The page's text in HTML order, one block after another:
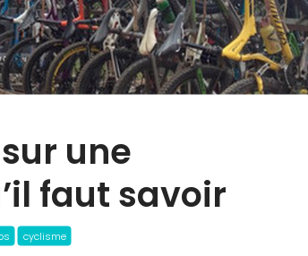
une
faut savoir
cyclisme